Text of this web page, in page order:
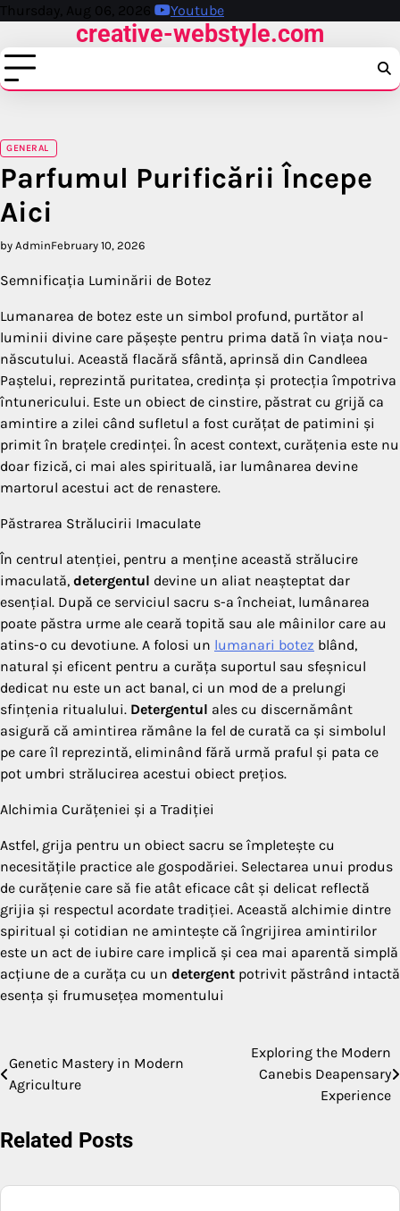
Skip
content
Thursday, Aug 06, 2026 Youtube
creative-webstyle.com
GENERAL
Parfumul Purificării Începe
Aici
by AdminFebruary 10, 2026
Semnificația Luminării de Botez
Lumanarea de botez este un simbol profund, purtător al
luminii divine care pășește pentru prima dată în viața nou-
născutului. Această flacără sfântă, aprinsă din Candleea
Paștelui, reprezintă puritatea, credința și protecția împotriva
întunericului. Este un obiect de cinstire, păstrat cu grijă ca
amintire a zilei când sufletul a fost curățat de patimini și
primit în brațele credinței. În acest context, curățenia este nu
doar fizică, ci mai ales spirituală, iar lumânarea devine
martorul acestui act de renastere.
Păstrarea Strălucirii Imaculate
În centrul atenției, pentru a menține această strălucire
imaculată, detergentul devine un aliat neașteptat dar
esențial. După ce serviciul sacru s-a încheiat, lumânarea
poate păstra urme ale ceară topită sau ale mâinilor care au
atins-o cu devotiune. A folosi un lumanari botez blând,
natural și eficent pentru a curăța suportul sau sfeșnicul
dedicat nu este un act banal, ci un mod de a prelungi
sfințenia ritualului. Detergentul ales cu discernământ
asigură că amintirea rămâne la fel de curată ca și simbolul
pe care îl reprezintă, eliminând fără urmă praful și pata ce
pot umbri strălucirea acestui obiect prețios.
Alchimia Curățeniei și a Tradiției
Astfel, grija pentru un obiect sacru se împletește cu
necesitățile practice ale gospodăriei. Selectarea unui produs
de curățenie care să fie atât eficace cât și delicat reflectă
grijia și respectul acordate tradiției. Această alchimie dintre
spiritual și cotidian ne amintește că îngrijirea amintirilor
este un act de iubire care implică și cea mai aparentă simplă
acțiune de a curăța cu un detergent potrivit păstrând intactă
esența și frumusețea momentului
Post
navigation
Genetic Mastery in Modern
Agriculture
Exploring the Modern
Canebis Deapensary
Experience
Related Posts